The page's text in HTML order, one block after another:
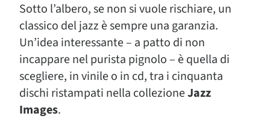
Sotto l’albero, se non si vuole rischiare, un
classico del jazz è sempre una garanzia.
Un’idea interessante – a patto di non
incappare nel purista pignolo – è quella di
scegliere, in vinile o in cd, tra i cinquanta
dischi ristampati nella collezioneJazz
Images.